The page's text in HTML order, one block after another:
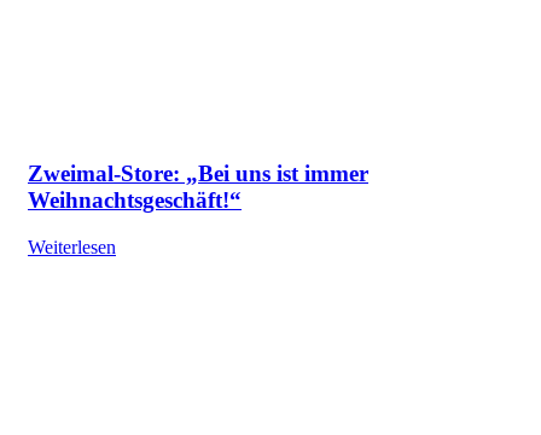
Zweimal-Store: „Bei uns ist immer
Weihnachtsgeschäft!“
Weiterlesen